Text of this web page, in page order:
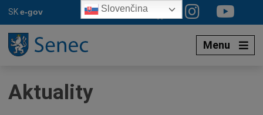
SKe-gov
Menu
Aktuality
Slovenčina